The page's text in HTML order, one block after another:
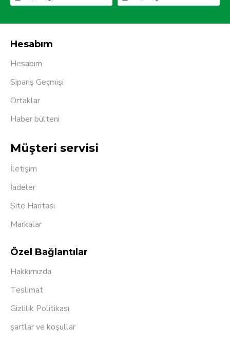
Hesabım
Hesabım
Sipariş Geçmişi
Ortaklar
Haber bülteni
Müşteri servisi
İletişim
İadeler
Site Haritası
Markalar
Özel Bağlantılar
Hakkımızda
Teslimat
Gizlilik Politikası
şartlar ve koşullar